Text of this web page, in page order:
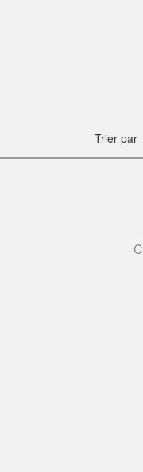
Trier par
C